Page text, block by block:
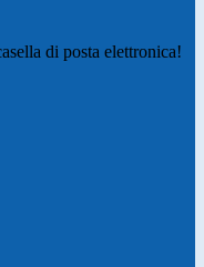
di posta elettronica!